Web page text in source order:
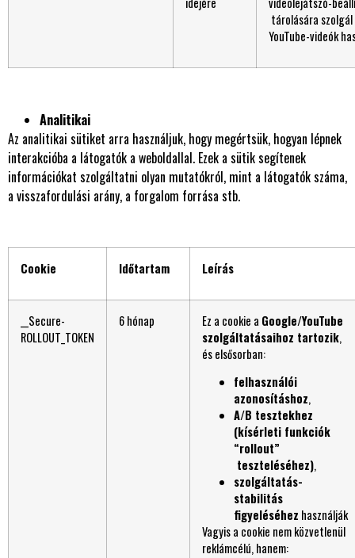
tárolására
YouTube-videók
Analitikai
Az analitikai sütiket arra használjuk, hogy megértsük, hogyan lépnek
interakcióba a látogatók a weboldallal. Ezek a sütik segítenek
információkat szolgáltatni olyan mutatókról, mint a látogatók száma,
a visszafordulási arány, a forgalom forrása stb.
Cookie Időtartam Leírás
__Secure-
ROLLOUT_TOKEN
6 hónap Ez a cookie a Google/YouTube
szolgáltatásaihoz tartozik,
és elsősorban:
felhasználói
azonosításhoz,
A/B tesztekhez
(kísérleti funkciók
“rollout”
teszteléséhez),
szolgáltatás-
stabilitás
figyeléséhez használják
Vagyis a cookie nem közvetlenül
reklámcélú, hanem: